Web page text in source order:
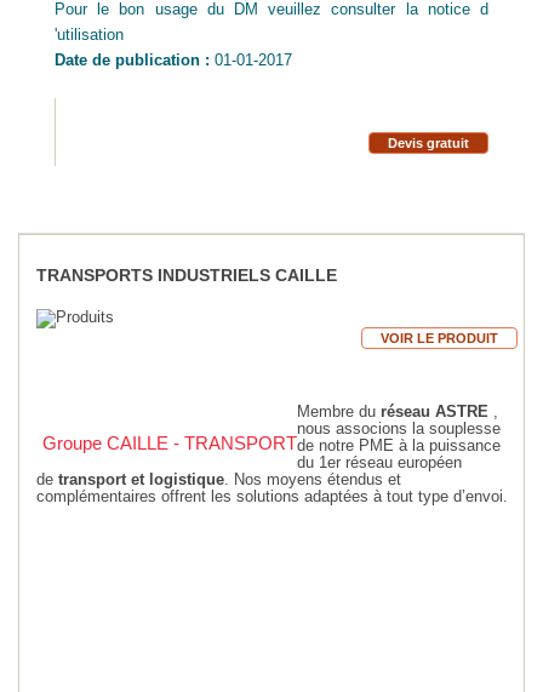
Pour le bon usage du DM veuillez consulter la notice d
'utilisation
Date de publication : 01-01-2017
Devis gratuit
TRANSPORTS INDUSTRIELS CAILLE
VOIR LE PRODUIT
Groupe CAILLE - TRANSPORT
Membre du réseau ASTRE ,
nous associons la souplesse
de notre PME à la puissance
du 1er réseau européen
de transport et logistique. Nos moyens étendus et
complémentaires offrent les solutions adaptées à tout type d’envoi.